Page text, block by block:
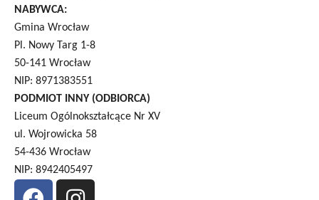
NABYWCA:
Gmina Wrocław
Pl. Nowy Targ 1-8
50-141 Wrocław
NIP: 8971383551
PODMIOT INNY (ODBIORCA)
Liceum Ogólnokształcące Nr XV
ul. Wojrowicka 58
54-436 Wrocław
NIP: 8942405497